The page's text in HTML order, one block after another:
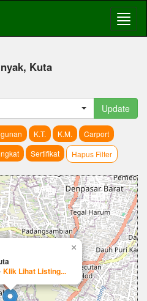
Kuta
Update
K.T. K.M.
Carport
Sertifikat Hapus Filter
Klik Lihat Listing...
×